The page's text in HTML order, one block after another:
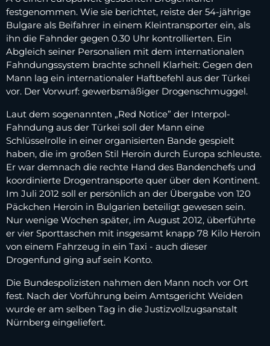
festgenommen. Wie sie berichtet, reiste der 54-jährige
Bulgare als Beifahrer in einem Kleintransporter ein, als
ihn die Fahnder gegen 0.30 Uhr kontrollierten. Ein
Abgleich seiner Personalien mit dem internationalen
Fahndungssystem brachte schnell Klarheit: Gegen den
Mann lag ein internationaler Haftbefehl aus der Türkei
vor. Der Vorwurf: gewerbsmäßiger Drogenschmuggel.
Laut dem sogenannten „Red Notice” der Interpol-
Fahndung aus der Türkei soll der Mann eine
Schlüsselrolle in einer organisierten Bande gespielt
haben, die im großen Stil Heroin durch Europa schleuste.
Er war demnach die rechte Hand des Bandenchefs und
koordinierte Drogentransporte quer über den Kontinent.
Im Juli 2012 soll er persönlich an der Übergabe von 120
Päckchen Heroin in Bulgarien beteiligt gewesen sein.
Nur wenige Wochen später, im August 2012, überführte
er vier Sporttaschen mit insgesamt knapp 78 Kilo Heroin
von einem Fahrzeug in ein Taxi - auch dieser
Drogenfund ging auf sein Konto.
Die Bundespolizisten nahmen den Mann noch vor Ort
fest. Nach der Vorführung beim Amtsgericht Weiden
wurde er am selben Tag in die Justizvollzugsanstalt
Nürnberg eingeliefert.